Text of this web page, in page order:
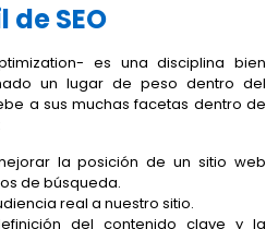
SEO
es una disciplina bien
un lugar de peso dentro del
a sus muchas facetas dentro de
la posición de un sitio web
de búsqueda.
real a nuestro sitio.
del contenido clave y la